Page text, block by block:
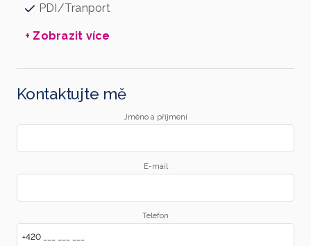
PDI/Tranport
+ Zobrazit více
Kontaktujte mě
Jméno a příjmení
E-mail
Telefon